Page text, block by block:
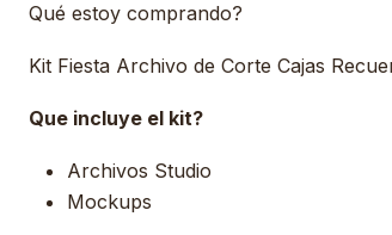
Qué estoy comprando?
Kit Fiesta Archivo de Corte Cajas
Que incluye el kit?
Archivos Studio
Mockups